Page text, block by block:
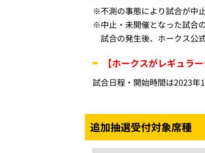
※不測の事態により試合が中
※中止・未開催となった試合
試合の発生後、ホークス公
【ホークスがレギュラ
試合日程・開始時間は2023年
追加抽選受付対象席種